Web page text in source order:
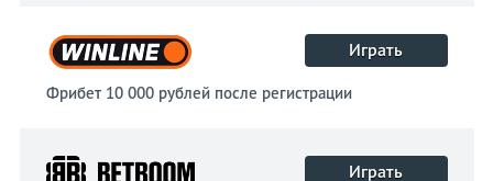
Играть
Фрибет 10 000 рублей после регистрации
Играть